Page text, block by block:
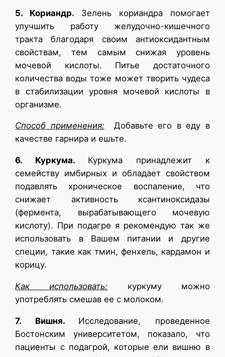
5. Кориандр. Зелень кориандра помогает
улучшить работу желудочно-кишечного
тракта благодаря своим антиоксидантным
свойствам, тем самым снижая уровень
мочевой кислоты. Питье достаточного
количества воды тоже может творить чудеса
в стабилизации уровня мочевой кислоты в
организме.
Способ применения: Добавьте его в еду в
качестве гарнира и ешьте.
6. Куркума. Куркума принадлежит к
семейству имбирных и обладает свойством
подавлять хроническое воспаление, что
снижает активность ксантиноксидазы
(фермента, вырабатывающего мочевую
кислоту). При подагре я рекомендую так же
использовать в Вашем питании и другие
специи, такие как тмин, фенхель, кардамон и
корицу.
Как использовать: куркуму можно
употреблять смешав ее с молоком.
7. Вишня. Исследование, проведенное
Бостонским университетом, показало, что
пациенты с подагрой, которые ели вишню в